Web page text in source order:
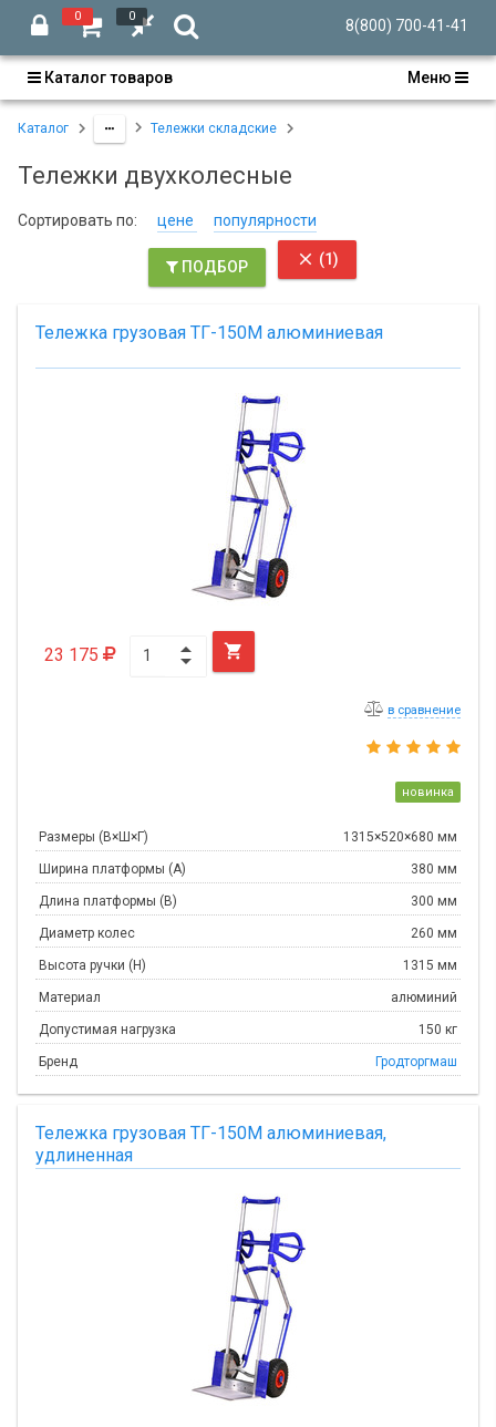
0 0
8(800) 700-41-41
Каталог товаров Меню
Каталог Тележки складские
Тележки двухколесные
Сортировать по: цене популярности
ПОДБОР  (1)
Тележка грузовая ТГ-150М алюминиевая
23 175 
в сравнение
новинка
Размеры (В×Ш×Г) 1315×520×680 мм
Ширина платформы (А) 380 мм
Длина платформы (В) 300 мм
Диаметр колес 260 мм
Высота ручки (Н) 1315 мм
Материал алюминий
Допустимая нагрузка 150 кг
Бренд Гродторгмаш
Тележка грузовая ТГ-150М алюминиевая,
удлиненная